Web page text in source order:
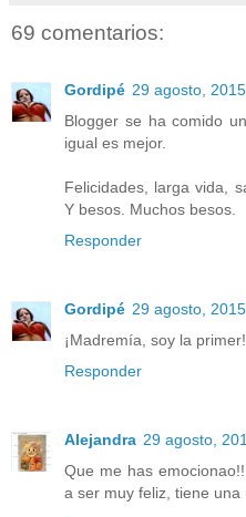
69 comentarios:
Gordipé 29 agosto,
Blogger se ha comido
igual es mejor.
Felicidades, larga vida,
Y besos. Muchos besos.
Responder
Gordipé 29 agosto,
¡Madremía, soy la primer!
Responder
Alejandra 29 agosto,
Que me has
a ser muy feliz, tiene una